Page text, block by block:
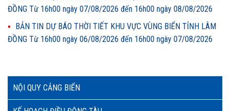
NỘI QUY CẢNG BIỂN
ĐỒNG Từ 16h00 ngày 07/08/2026 đến 16h00 ngày 08/08/2026
BẢN TIN DỰ BÁO THỜI TIẾT KHU VỰC VÙNG BIỂN TỈNH LÂM
ĐỒNG Từ 16h00 ngày 06/08/2026 đến 16h00 ngày 07/08/2026